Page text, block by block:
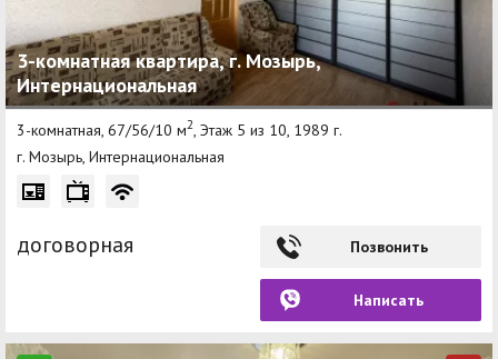
3-комнатная квартира, г. Мозырь,
Интернациональная
3-комнатная, 67/56/10 м2, Этаж 5 из 10, 1989 г.
г. Мозырь, Интернациональная
договорная Позвонить
Написать